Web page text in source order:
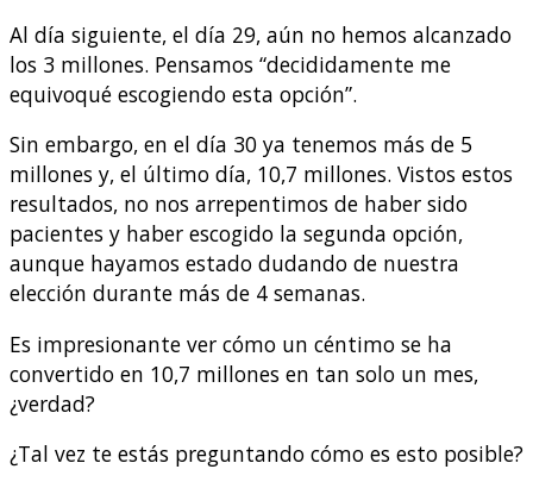
Al día siguiente, el día 29, aún no hemos alcanzado
los 3 millones. Pensamos “decididamente me
equivoqué escogiendo esta opción”.
Sin embargo, en el día 30 ya tenemos más de 5
millones y, el último día, 10,7 millones. Vistos estos
resultados, no nos arrepentimos de haber sido
pacientes y haber escogido la segunda opción,
aunque hayamos estado dudando de nuestra
elección durante más de 4 semanas.
Es impresionante ver cómo un céntimo se ha
convertido en 10,7 millones en tan solo un mes,
¿verdad?
¿Tal vez te estás preguntando cómo es esto posible?